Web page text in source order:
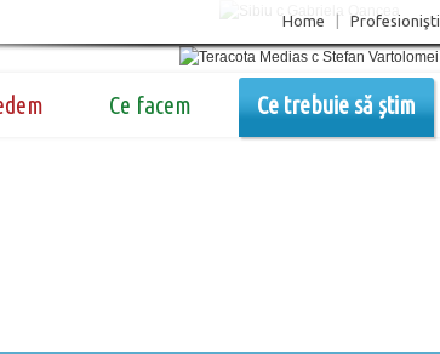
Home Profesionişti
Ce facem Ce trebuie să știm